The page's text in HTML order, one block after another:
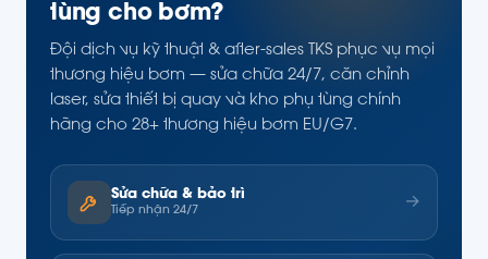
tùng cho bơm?
Đội dịch vụ kỹ thuật & after-sales TKS phục vụ mọi
thương hiệu bơm — sửa chữa 24/7, căn chỉnh
laser, sửa thiết bị quay và kho phụ tùng chính
hãng cho 28+ thương hiệu bơm EU/G7.
Sửa chữa & bảo trì
Tiếp nhận 24/7 →